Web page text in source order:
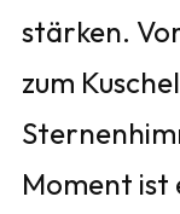
stärken.
zum
Moment ist